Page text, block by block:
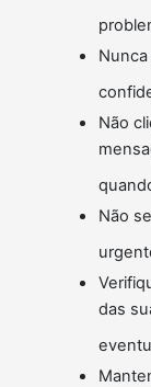
Não
Não
das